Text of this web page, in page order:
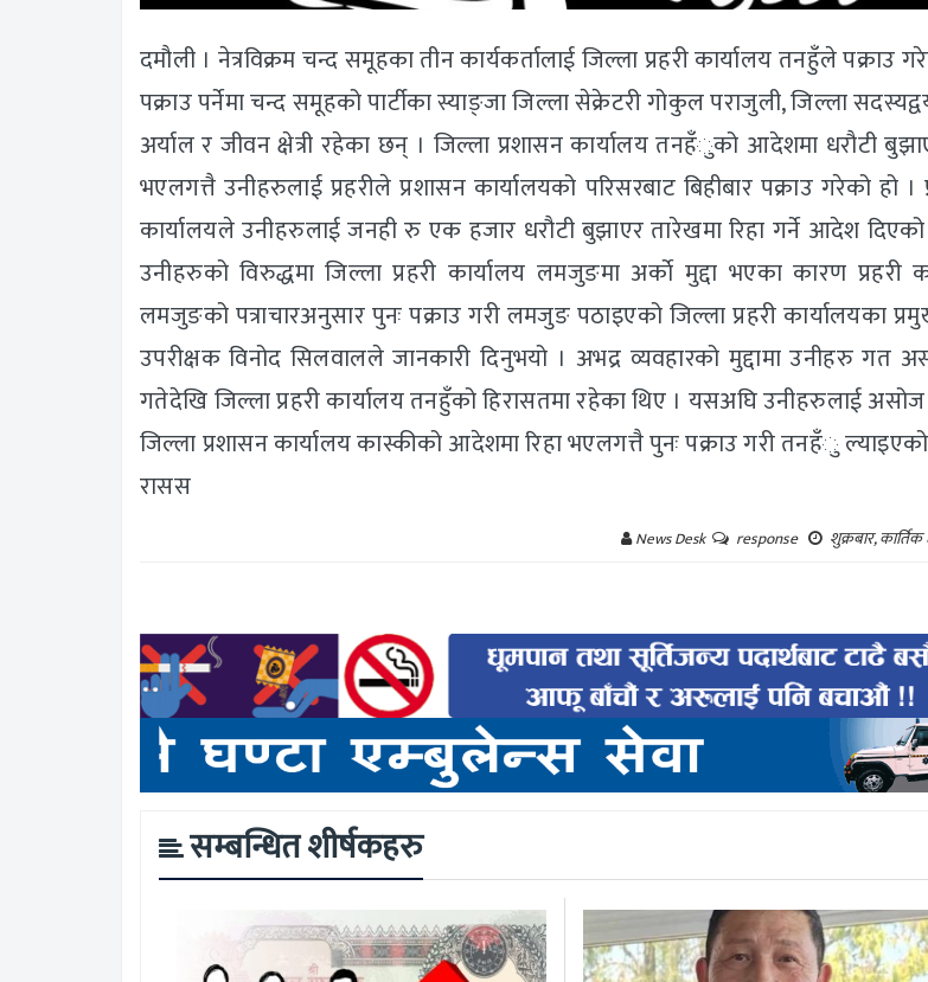
दमौली । नेत्रविक्रम चन्द समूहका तीन कार्यकर्तालाई जिल्ला प्रहरी कार्यालय तनहुँले पक्राउ
पक्राउ पर्नेमा चन्द समूहको पार्टीका स्याङ्जा जिल्ला सेक्रेटरी गोकुल पराजुली, जिल्ला
अर्याल र जीवन क्षेत्री रहेका छन् । जिल्ला प्रशासन कार्यालय तनहँुको आदेशमा धरौटी
भएलगत्तै उनीहरुलाई प्रहरीले प्रशासन कार्यालयको परिसरबाट बिहीबार पक्राउ गरेको हो ।
कार्यालयले उनीहरुलाई जनही रु एक हजार धरौटी बुझाएर तारेखमा रिहा गर्ने आदेश दिएको
उनीहरुको विरुद्धमा जिल्ला प्रहरी कार्यालय लमजुङमा अर्काे मुद्दा भएका कारण प्रहरी
लमजुङको पत्राचारअनुसार पुनः पक्राउ गरी लमजुङ पठाइएको जिल्ला प्रहरी कार्यालयका
उपरीक्षक विनोद सिलवालले जानकारी दिनुभयो । अभद्र व्यवहारको मुद्दामा उनीहरु गत
गतेदेखि जिल्ला प्रहरी कार्यालय तनहुँको हिरासतमा रहेका थिए । यसअघि उनीहरुलाई
जिल्ला प्रशासन कार्यालय कास्कीको आदेशमा रिहा भएलगत्तै पुनः पक्राउ गरी तनहँु ल्याइएको
रासस
News Desk response शुक्रबार,
सम्बन्धित शीर्षकहरु